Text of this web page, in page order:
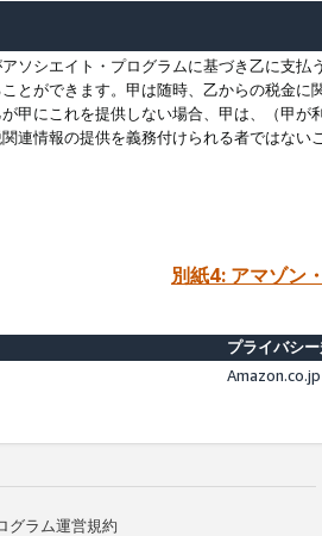
ソシエイト・プログラムに基づき乙に支
とができます。甲は随時、乙からの税金
が甲にこれを提供しない場合、甲は、（甲
連情報の提供を義務付けられる者ではな
別紙4: アマゾン
プライバシ
グラム運営規約